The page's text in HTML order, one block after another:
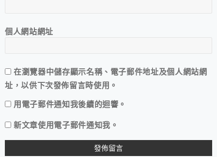
個人網站網址
在瀏覽器中儲存顯示名稱、電子郵件地址及個人網站網
址，以供下次發佈留言時使用。
用電子郵件通知我後續的迴響。
新文章使用電子郵件通知我。